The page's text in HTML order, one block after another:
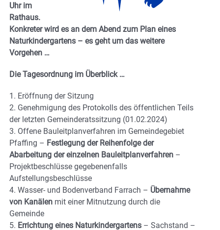
Uhr im
Rathaus.
Konkreter wird es an dem Abend zum Plan eines
Naturkindergartens – es geht um das weitere
Vorgehen …
Die Tagesordnung im Überblick …
1. Eröffnung der Sitzung
2. Genehmigung des Protokolls des öffentlichen Teils
der letzten Gemeinderatssitzung (01.02.2024)
3. Offene Bauleitplanverfahren im Gemeindegebiet
Pfaffing – Festlegung der Reihenfolge der
Abarbeitung der einzelnen Bauleitplanverfahren –
Projektbeschlüsse gegebenenfalls
Aufstellungsbeschlüsse
4. Wasser- und Bodenverband Farrach – Übernahme
von Kanälen mit einer Mitnutzung durch die
Gemeinde
5. Errichtung eines Naturkindergartens – Sachstand –